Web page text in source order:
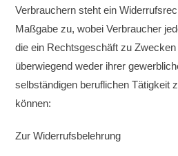
Verbrauchern steht ein
Maßgabe zu, wobei Verbraucher
die ein Rechtsgeschäft zu
überwiegend weder ihrer
selbständigen beruflichen Tätigkeit
können:
Zur Widerrufsbelehrung